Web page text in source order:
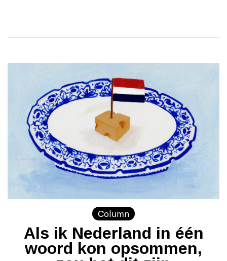
Column
Als ik Nederland in één
woord kon opsommen,